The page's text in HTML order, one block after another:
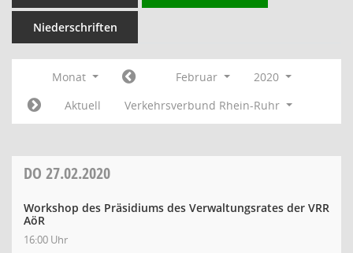
Niederschriften
Monat Februar
2020
Aktuell
Verkehrsverbund Rhein-Ruhr
DO 27.02.2020
Workshop des Präsidiums des Verwaltungsrates der VRR
AöR
16:00 Uhr